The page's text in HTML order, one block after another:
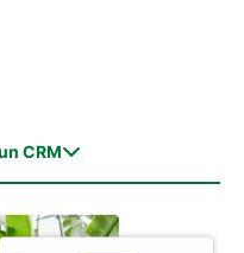
CRM